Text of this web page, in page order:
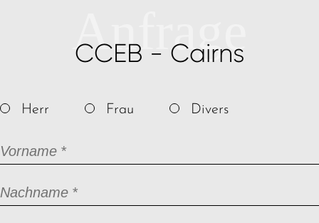
Anfrage
CCEB - Cairns
Herr Frau Divers
Pflichtfeld
Vorname *
Pflichtfeld
Nachname *